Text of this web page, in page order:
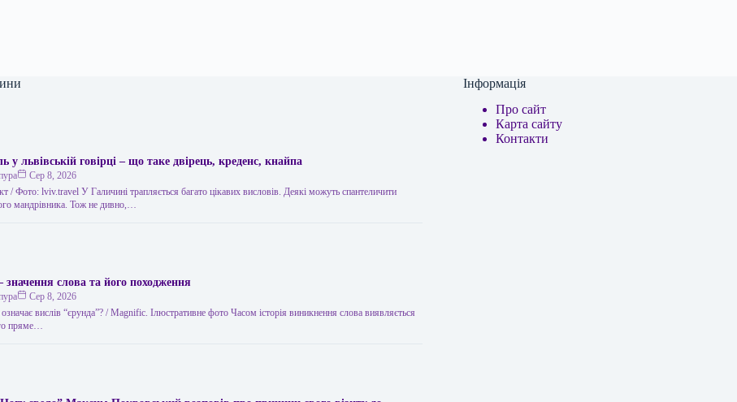
у львівській говірці – що таке двірець, креденс, кнайпа
Сер 8, 2026
/ Фото: lviv.travel У Галичині трапляється багато цікавих висловів. Деякі можуть спантеличити
мандрівника. Тож не дивно,…
значення слова та його походження
Сер 8, 2026
вислів “єрунда”? / Magnific. Ілюстративне фото Часом історія виникнення слова виявляється
пряме…
Інформація
Про сайт
Карта сайту
Контакти